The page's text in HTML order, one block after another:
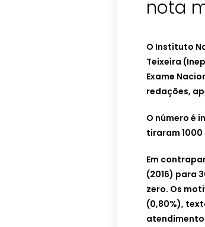
nota
O Instituto
Teixeira
Exame
redações,
O número é
tiraram
Em
(2016) para
zero. Os
(0,80%),